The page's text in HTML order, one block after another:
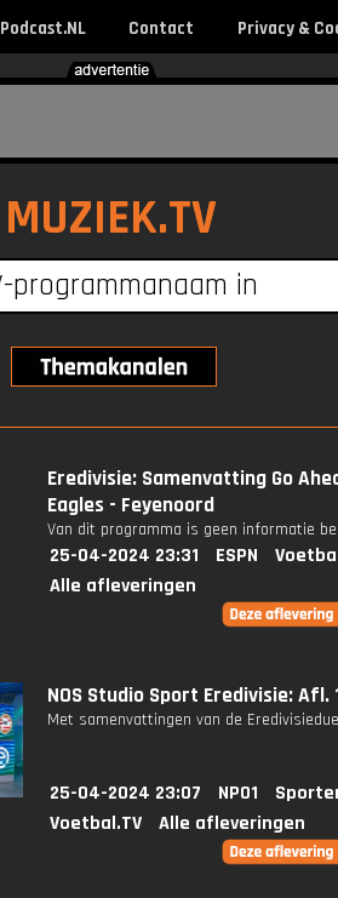
Podcast.NL Contact Privacy &
MUZIEK.TV
Eredivisie: Samenvatting Go
Eagles - Feyenoord
Van dit programma is geen informatie
25-04-2024 23:31 ESPN
Alle afleveringen
NOS Studio Sport Eredivisie: Afl.
Met samenvattingen van de
25-04-2024 23:07 NPO1
Voetbal.TV
Alle afleveringen